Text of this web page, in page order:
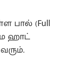
பால் (Full
ஹாட்